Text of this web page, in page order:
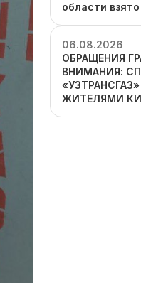
области
06.08.2026
ОБРАЩЕНИЯ
ВНИМАНИЯ:
ЖИТЕЛЯМИ